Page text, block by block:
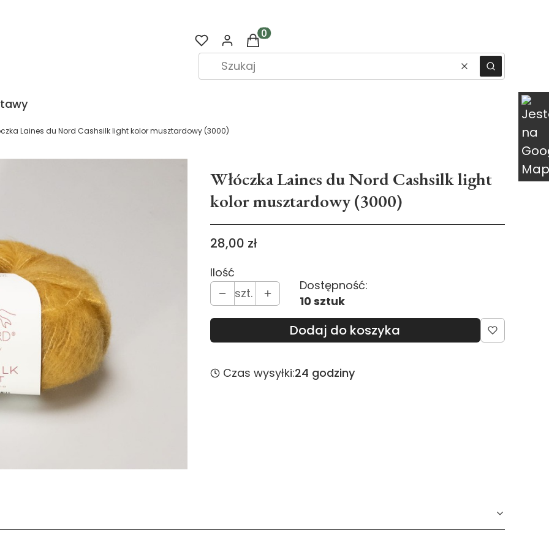
Produkty w koszyku: 0. Zobacz szczegóły
WyczyśćSzukaj
Laines du Nord Cashsilk light kolor musztardowy (3000)
Włóczka Laines du Nord Cashsilk light
kolor musztardowy (3000)
Cena
28,00 zł
Ilość
szt.
Dostępność:
10 sztuk
Dodaj do koszyka
Czas wysyłki:24 godziny